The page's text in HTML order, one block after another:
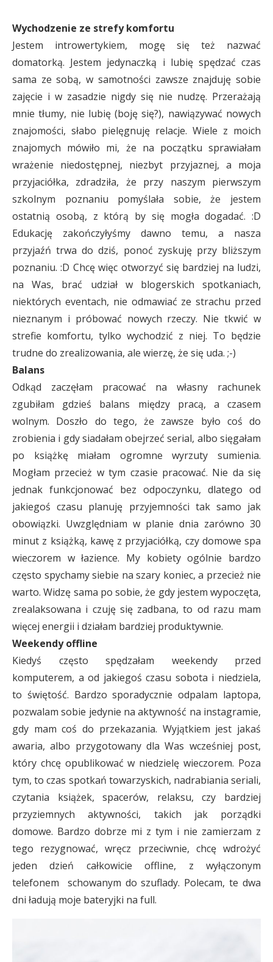
Wychodzenie ze strefy komfortu
Jestem introwertykiem, mogę się też nazwać
domatorką. Jestem jedynaczką i lubię spędzać czas
sama ze sobą, w samotności zawsze znajduję sobie
zajęcie i w zasadzie nigdy się nie nudzę. Przerażają
mnie tłumy, nie lubię (boję się?), nawiązywać nowych
znajomości, słabo pielęgnuję relacje. Wiele z moich
znajomych mówiło mi, że na początku sprawiałam
wrażenie niedostępnej, niezbyt przyjaznej, a moja
przyjaciółka, zdradziła, że przy naszym pierwszym
szkolnym poznaniu pomyślała sobie, że jestem
ostatnią osobą, z którą by się mogła dogadać. :D
Edukację zakończyłyśmy dawno temu, a nasza
przyjaźń trwa do dziś, ponoć zyskuję przy bliższym
poznaniu. :D Chcę więc otworzyć się bardziej na ludzi,
na Was, brać udział w blogerskich spotkaniach,
niektórych eventach, nie odmawiać ze strachu przed
nieznanym i próbować nowych rzeczy. Nie tkwić w
strefie komfortu, tylko wychodzić z niej. To będzie
trudne do zrealizowania, ale wierzę, że się uda. ;-)
Balans
Odkąd zaczęłam pracować na własny rachunek
zgubiłam gdzieś balans między pracą, a czasem
wolnym. Doszło do tego, że zawsze było coś do
zrobienia i gdy siadałam obejrzeć serial, albo sięgałam
po książkę miałam ogromne wyrzuty sumienia.
Mogłam przecież w tym czasie pracować. Nie da się
jednak funkcjonować bez odpoczynku, dlatego od
jakiegoś czasu planuję przyjemności tak samo jak
obowiązki. Uwzględniam w planie dnia zarówno 30
minut z książką, kawę z przyjaciółką, czy domowe spa
wieczorem w łazience. My kobiety ogólnie bardzo
często spychamy siebie na szary koniec, a przecież nie
warto. Widzę sama po sobie, że gdy jestem wypoczęta,
zrealaksowana i czuję się zadbana, to od razu mam
więcej energii i działam bardziej produktywnie.
Weekendy offline
Kiedyś często spędzałam weekendy przed
komputerem, a od jakiegoś czasu sobota i niedziela,
to świętość. Bardzo sporadycznie odpalam laptopa,
pozwalam sobie jedynie na aktywność na instagramie,
gdy mam coś do przekazania. Wyjątkiem jest jakaś
awaria, albo przygotowany dla Was wcześniej post,
który chcę opublikować w niedzielę wieczorem. Poza
tym, to czas spotkań towarzyskich, nadrabiania seriali,
czytania książek, spacerów, relaksu, czy bardziej
przyziemnych aktywności, takich jak porządki
domowe. Bardzo dobrze mi z tym i nie zamierzam z
tego rezygnować, wręcz przeciwnie, chcę wdrożyć
jeden dzień całkowicie offline, z wyłączonym
telefonem schowanym do szuflady. Polecam, te dwa
dni ładują moje bateryjki na full.